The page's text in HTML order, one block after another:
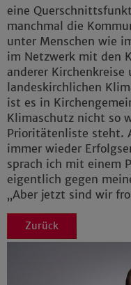
eine
manchmal die
unter Menschen wie
im Netzwerk mit den
anderer Kirchenkreise
landeskirchlichen
ist es in
Klimaschutz nicht so
Prioritätenliste steht.
immer wieder
sprach ich mit einem
eigentlich gegen
„Aber jetzt sind wir
Zurück